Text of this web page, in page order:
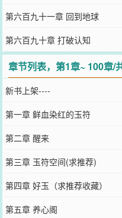
第六百九十一章 回到地球
第六百九十章 打破认知
章节列表，第1章~ 100章/
新书上架----
第一章 鲜血染红的玉符
第二章 醒来
第三章 玉符空间(求推荐)
第四章 好玉（求推荐收藏）
第五章 养心阁